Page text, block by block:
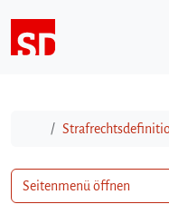
Start
Seitenmenü öffnen